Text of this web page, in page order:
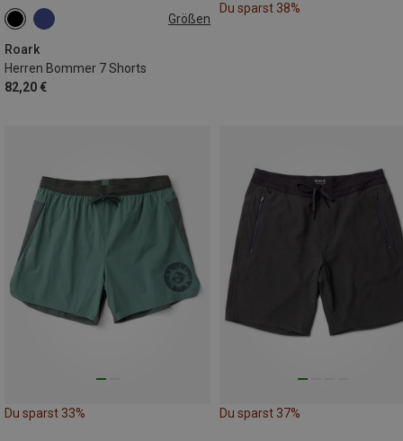
Größen
Roark
Herren Bommer 7 Shorts
82,20 €
S M
Du sparst 38%
Du sparst 33% Du sparst 37%